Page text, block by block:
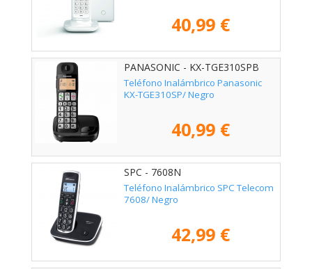
40,99 €
PANASONIC - KX-TGE310SPB
Teléfono Inalámbrico Panasonic
KX-TGE310SP/ Negro
40,99 €
SPC - 7608N
Teléfono Inalámbrico SPC Telecom
7608/ Negro
42,99 €